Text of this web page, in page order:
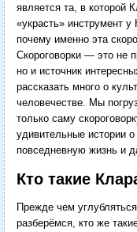
является та, в которой
«украсть» инструмент
почему именно эта
Скороговорки — это не
но и источник
рассказать много о
человечестве. Мы
только саму
удивительные истории
повседневную жизнь и
Кто такие
Прежде чем
разберёмся, кто же